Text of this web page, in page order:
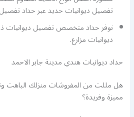
تفصيل ديوانيات حديد عبر حداد
نوفر حداد متخصص تفصيل ديوانيات
ديوانيات مزارع.
حداد ديوانيات هندي مدينة جابر الاحمد
هل مللت من المفروشات منزلك الباهت
مميزة وفريدة؟